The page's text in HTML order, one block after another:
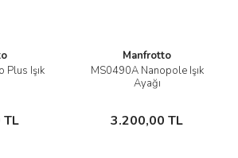
Plus Işık
TL
Manfrotto
MS0490A Nanopole Işık
Ayağı
3.200,00 TL
Görüntüle
Stokta Yok